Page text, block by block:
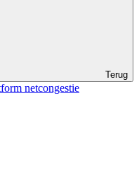
Terug
netcongestie